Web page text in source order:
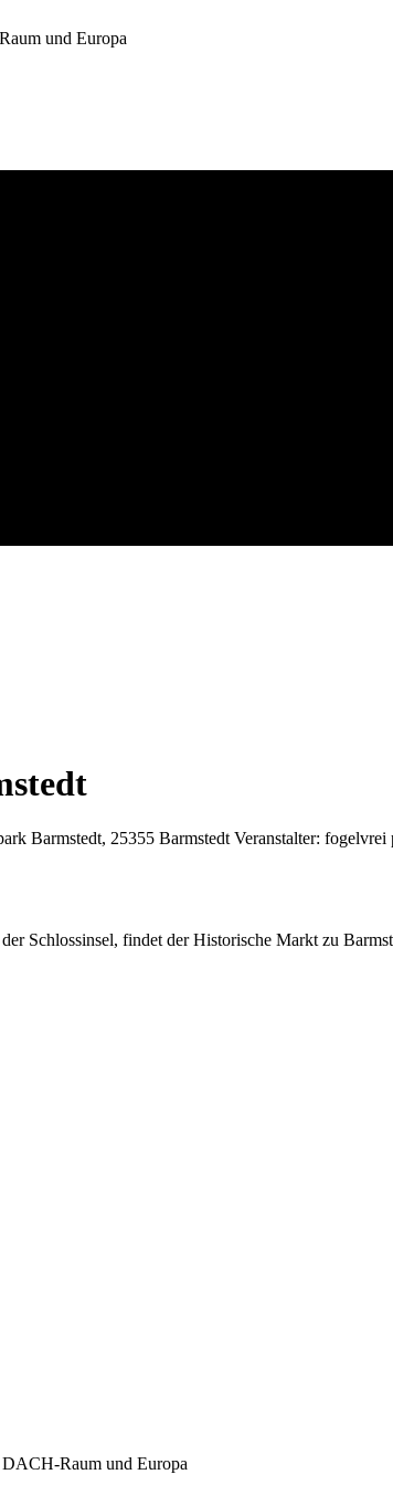
und Europa
Barmstedt, 25355 Barmstedt Veranstalter: fogelvrei
Schlossinsel, findet der Historische Markt zu
Raum und Europa